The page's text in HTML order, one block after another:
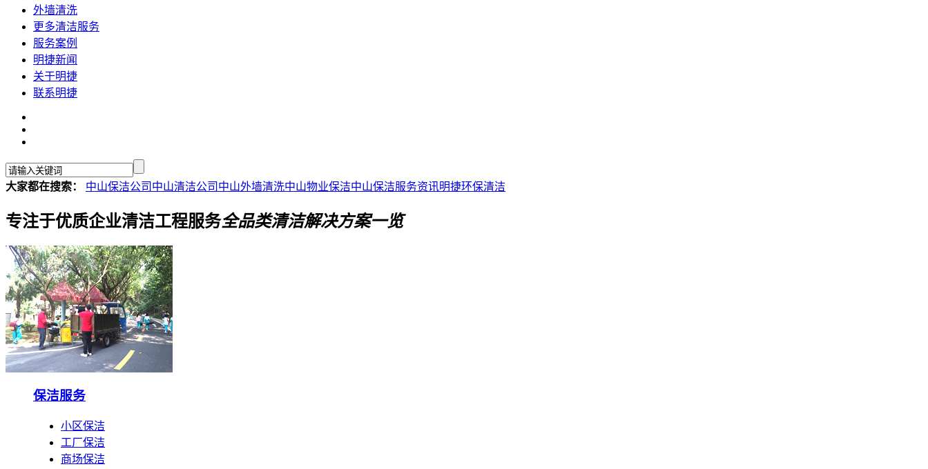
外墙清洗
更多清洁服务
服务案例
明捷新闻
关于明捷
联系明捷
大家都在搜索： 中山保洁公司 中山清洁公司 中山外墙清洗中山物业保洁中山保洁服务资讯明捷环保清洁
专注于优质企业清洁工程服务全品类清洁解决方案一览
保洁服务
小区保洁
工厂保洁
商场保洁